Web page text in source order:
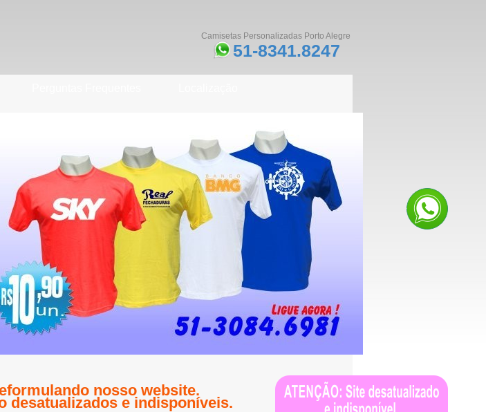
Camisetas Personalizadas Porto Alegre
51-8341.8247
nosso website.
desatualizados e indisponíveis.